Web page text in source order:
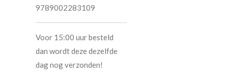
9789002283109
Voor 15:00 uur besteld
dan wordt deze dezelfde
dag nog verzonden!